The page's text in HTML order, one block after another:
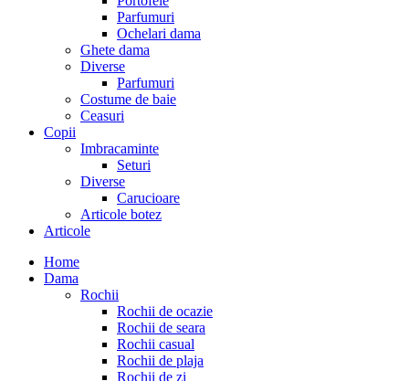
Parfumuri
Ochelari dama
Ghete dama
Diverse
Parfumuri
Costume de baie
Ceasuri
Copii
Imbracaminte
Seturi
Diverse
Carucioare
Articole botez
Articole
Home
Dama
Rochii
Rochii de ocazie
Rochii de seara
Rochii casual
Rochii de plaja
Rochii de zi